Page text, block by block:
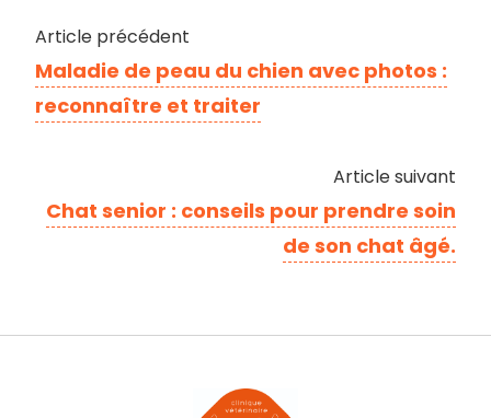
Article précédent
Maladie de peau du chien avec photos :
reconnaître et traiter
Article suivant
Chat senior : conseils pour prendre soin
de son chat âgé.